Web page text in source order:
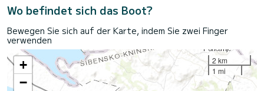
Wo befindet sich das Boot?
Bewegen Sie sich auf der Karte, indem Sie zwei Finger
verwenden
+
−
2 km
1 mi